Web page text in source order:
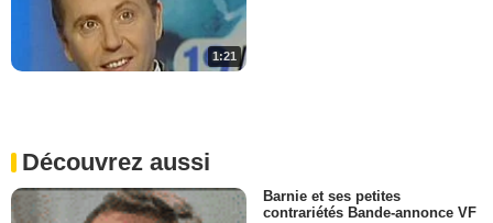
1:21
Découvrez aussi
Barnie et ses petites
contrariétés Bande-annonce VF